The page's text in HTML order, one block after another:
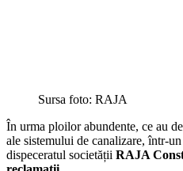
Sursa foto: RAJA
În urma ploilor abundente, ce au
ale sistemului de canalizare, într-
dispeceratul societății RAJA